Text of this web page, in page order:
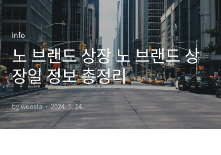
Info
노 브랜드 상장 노 브랜드 상
장일 정보 총정리
by woosta 2024. 5. 14.